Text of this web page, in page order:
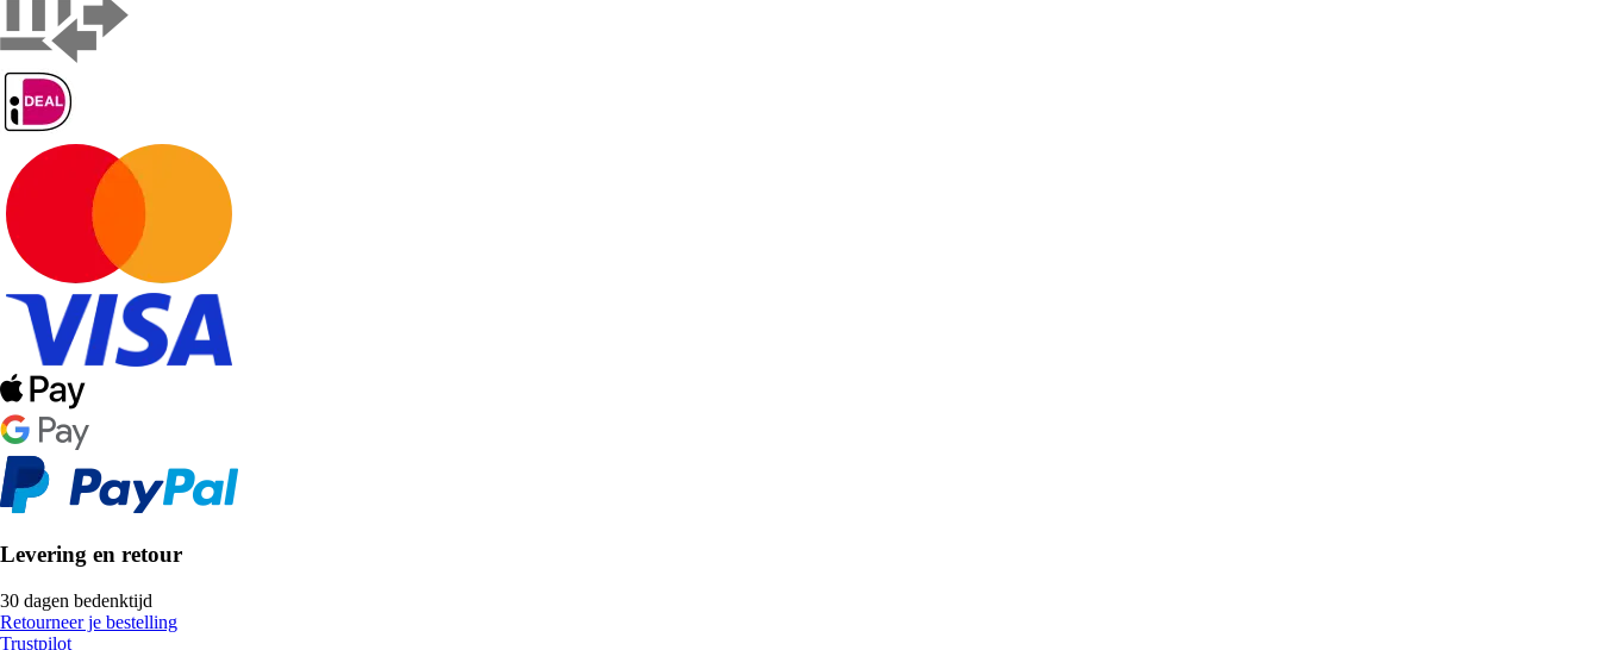
Levering en retour
30 dagen bedenktijd
Retourneer je bestelling
Trustpilot